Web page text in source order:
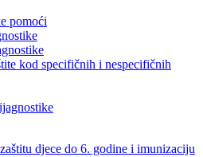
pomoći
kod specifičnih i nespecifičnih
djece do 6. godine i imunizaciju